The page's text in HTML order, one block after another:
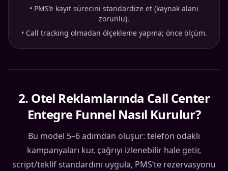
• PMS’e kayıt sürecini standardize et (kaynak alanı
zorunlu).
• Call tracking olmadan ölçekleme yapma; önce ölçüm.
2. Otel Reklamlarında Call Center
Entegre Funnel Nasıl Kurulur?
Bu model 5–6 adımdan oluşur: telefon odaklı
kampanyaları kur, çağrıyı izlenebilir hale getir,
script/teklif standardını uygula, PMS’te rezervasyonu